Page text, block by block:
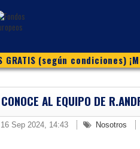
GRATIS (según
CONOCE AL EQUIPO DE
16 Sep 2024, 14:43 Nosotros